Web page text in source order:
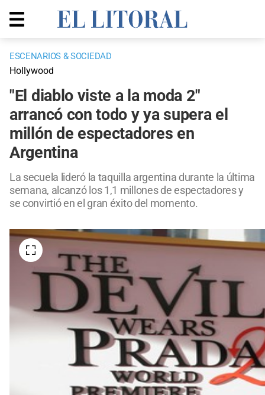
ESCENARIOS & SOCIEDAD
Hollywood
"El diablo viste a la moda 2"
arrancó con todo y ya supera el
millón de espectadores en
Argentina
La secuela lideró la taquilla argentina durante la última
semana, alcanzó los 1,1 millones de espectadores y
se convirtió en el gran éxito del momento.